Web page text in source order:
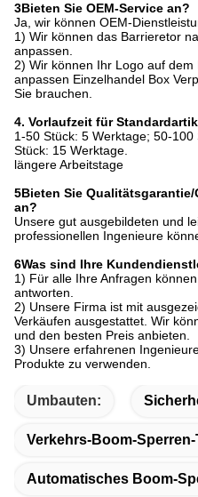
3Bieten Sie OEM-Service an?
Ja, wir können OEM-
1) Wir können das Barrieretor
anpassen.
2) Wir können Ihr Logo auf
anpassen Einzelhandel Box
Sie brauchen.
4. Vorlaufzeit für
1-50 Stück: 5 Werktage; 50-
Stück: 15 Werktage.
längere Arbeitstage
5Bieten Sie
an?
Unsere gut ausgebildeten und
professionellen Ingenieure
6Was sind Ihre
1) Für alle Ihre Anfragen
antworten.
2) Unsere Firma ist mit
Verkäufen ausgestattet. Wir
und den besten Preis anbieten.
3) Unsere erfahrenen
Produkte zu verwenden.
Umbauten:
Verkehrs-Boom-Sperren-
Automatisches Boom-